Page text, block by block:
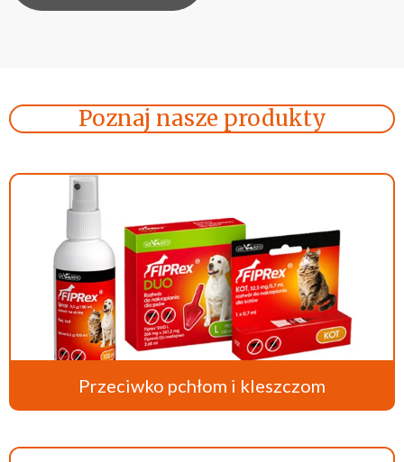
Poznaj nasze produkty
Przeciwko pchłom i kleszczom